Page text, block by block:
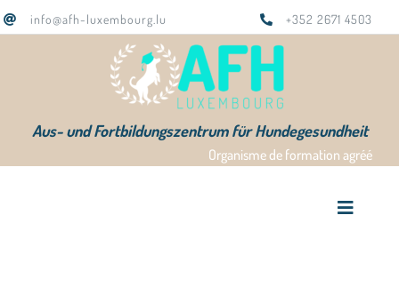
Zum
Inhalt
info@afh-luxembourg.lu +352 2671 4503
Aus- und Fortbildungszentrum für Hundegesundheit
Organisme de formation agréé
Toggle